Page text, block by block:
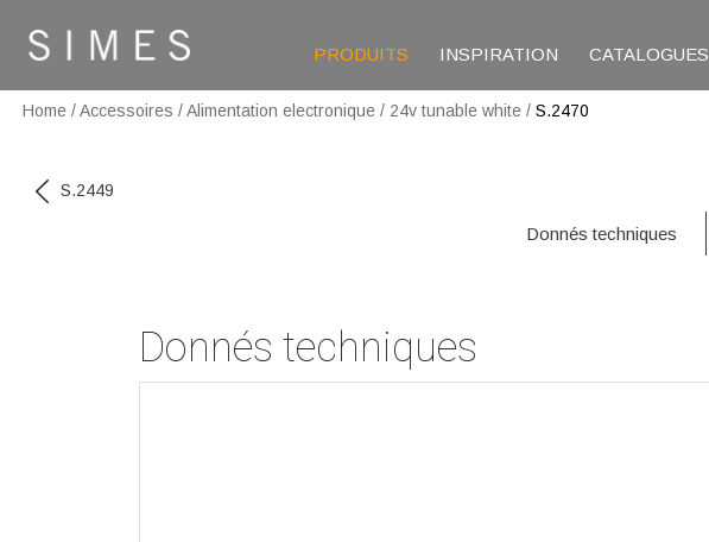
PRODUITS INSPIRATION CATALOGUES
Home /Accessoires /Alimentation electronique / 24v tunable white / S.2470
S.2449
Donnés techniques
Donnés techniques